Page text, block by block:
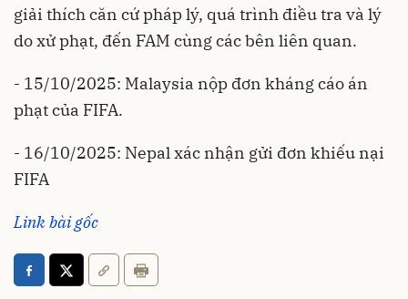
giải thích căn cứ pháp lý, quá trình điều tra và lý
do xử phạt, đến FAM cùng các bên liên quan.
- 15/10/2025: Malaysia nộp đơn kháng cáo án
phạt của FIFA.
- 16/10/2025: Nepal xác nhận gửi đơn khiếu nại
FIFA
Link bài gốc